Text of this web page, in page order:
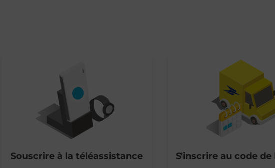
Souscrire à la téléassistance S'inscrire au code